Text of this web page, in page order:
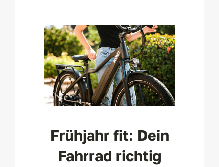
Frühjahr fit: Dein
Fahrrad richtig